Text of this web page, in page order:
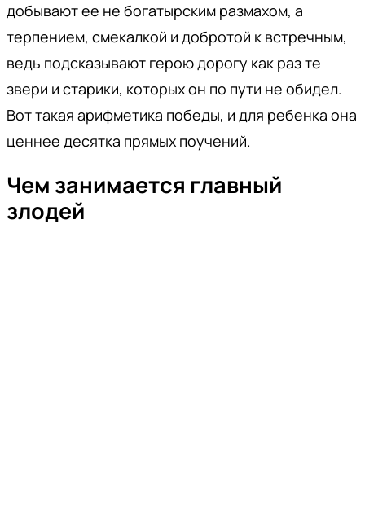
добывают ее не богатырским размахом, а
терпением, смекалкой и добротой к встречным,
ведь подсказывают герою дорогу как раз те
звери и старики, которых он по пути не обидел.
Вот такая арифметика победы, и для ребенка она
ценнее десятка прямых поучений.
Чем занимается главный
злодей